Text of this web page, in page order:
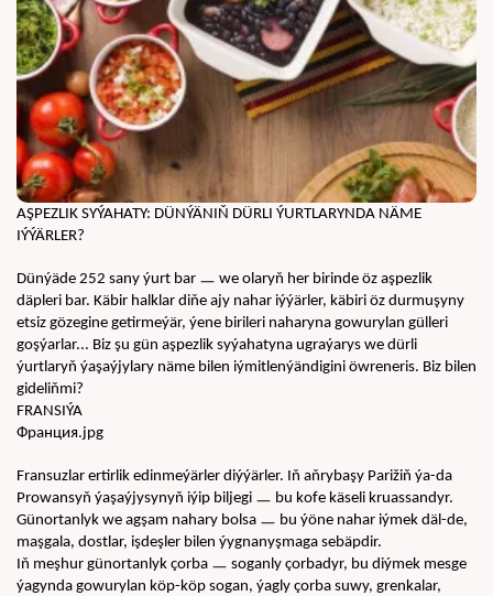
AŞPEZLIK SYÝAHATY: DÜNÝÄNIŇ DÜRLI ÝURTLARYNDA NÄME
IÝÝÄRLER?
Dünýäde 252 sany ýurt bar ㅡ we olaryň her birinde öz aşpezlik
däpleri bar. Käbir halklar diňe ajy nahar iýýärler, käbiri öz durmuşyny
etsiz gözegine getirmeýär, ýene birileri naharyna gowurylan gülleri
goşýarlar... Biz şu gün aşpezlik syýahatyna ugraýarys we dürli
ýurtlaryň ýaşaýjylary näme bilen iýmitlenýändigini öwreneris. Biz bilen
gideliňmi?
FRANSIÝA
Франция.jpg
Fransuzlar ertirlik edinmeýärler diýýärler. Iň aňrybaşy Parižiň ýa-da
Prowansyň ýaşaýjysynyň iýip biljegi ㅡ bu kofe käseli kruassandyr.
Günortanlyk we agşam nahary bolsa ㅡ bu ýöne nahar iýmek däl-de,
maşgala, dostlar, işdeşler bilen ýygnanyşmaga sebäpdir.
Iň meşhur günortanlyk çorba ㅡ soganly çorbadyr, bu diýmek mesge
ýagynda gowurylan köp-köp sogan, ýagly çorba suwy, grenkalar,